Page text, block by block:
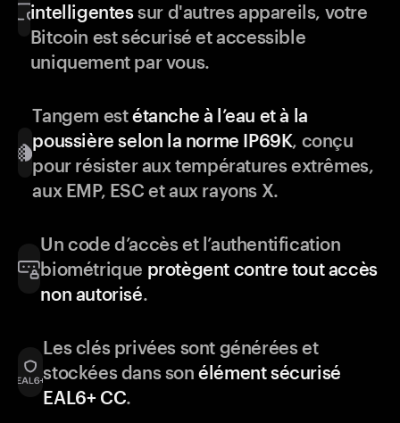
intelligentessur d'autres appareils, votre
Bitcoin est sécurisé et accessible
uniquement par vous.
Tangem estétanche à l’eau et à la
poussière selon la norme IP69K, conçu
pour résister aux températures extrêmes,
aux EMP, ESC et aux rayons X.
Un code d’accès et l’authentification
biométrique protègent contre tout accès
non autorisé.
Les clés privées sont générées et
stockées dans sonélément sécurisé
EAL6+ CC.